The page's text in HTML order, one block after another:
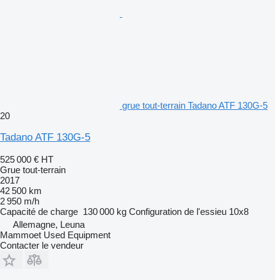
grue tout-terrain Tadano ATF 130G-5
20
Tadano ATF 130G-5
525 000 € HT
Grue tout-terrain
2017
42 500 km
2 950 m/h
Capacité de charge 130 000 kg Configuration de l'essieu 10x8
Allemagne, Leuna
Mammoet Used Equipment
Contacter le vendeur